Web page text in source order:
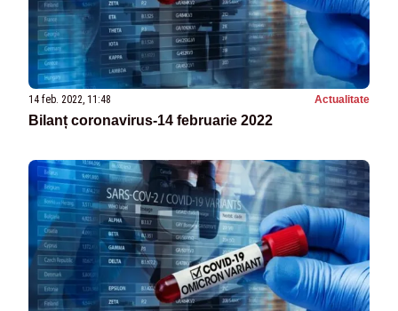
14 feb. 2022, 11:48 Actualitate
Bilanț coronavirus-14 februarie 2022